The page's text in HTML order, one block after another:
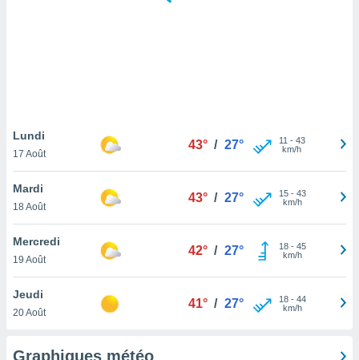
notre
que
et que
Lundi
17 Août
43° / 27° 11 - 43
km/h
Mardi
18 Août
43° / 27° 15- 43
km/h
Mercredi
19 Août
42° / 27° 18- 45
km/h
Jeudi
20 Août
41° / 27° 18- 44
km/h
Graphiques météo